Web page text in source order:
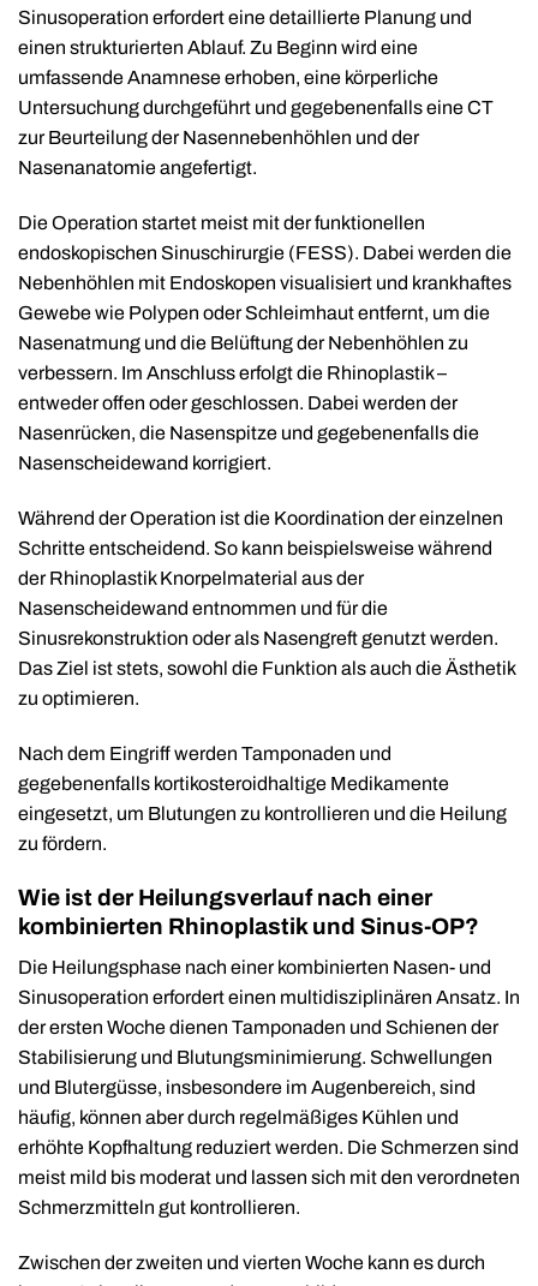
Sinusoperation erfordert eine detaillierte Planung und
einen strukturierten Ablauf. Zu Beginn wird eine
umfassende Anamnese erhoben, eine körperliche
Untersuchung durchgeführt und gegebenenfalls eine CT
zur Beurteilung der Nasennebenhöhlen und der
Nasenanatomie angefertigt.
Die Operation startet meist mit der funktionellen
endoskopischen Sinuschirurgie (FESS). Dabei werden die
Nebenhöhlen mit Endoskopen visualisiert und krankhaftes
Gewebe wie Polypen oder Schleimhaut entfernt, um die
Nasenatmung und die Belüftung der Nebenhöhlen zu
verbessern. Im Anschluss erfolgt die Rhinoplastik –
entweder offen oder geschlossen. Dabei werden der
Nasenrücken, die Nasenspitze und gegebenenfalls die
Nasenscheidewand korrigiert.
Während der Operation ist die Koordination der einzelnen
Schritte entscheidend. So kann beispielsweise während
der Rhinoplastik Knorpelmaterial aus der
Nasenscheidewand entnommen und für die
Sinusrekonstruktion oder als Nasengreft genutzt werden.
Das Ziel ist stets, sowohl die Funktion als auch die Ästhetik
zu optimieren.
Nach dem Eingriff werden Tamponaden und
gegebenenfalls kortikosteroidhaltige Medikamente
eingesetzt, um Blutungen zu kontrollieren und die Heilung
zu fördern.
Wie ist der Heilungsverlauf nach einer
kombinierten Rhinoplastik und Sinus-OP?
Die Heilungsphase nach einer kombinierten Nasen- und
Sinusoperation erfordert einen multidisziplinären Ansatz. In
der ersten Woche dienen Tamponaden und Schienen der
Stabilisierung und Blutungsminimierung. Schwellungen
und Blutergüsse, insbesondere im Augenbereich, sind
häufig, können aber durch regelmäßiges Kühlen und
erhöhte Kopfhaltung reduziert werden. Die Schmerzen sind
meist mild bis moderat und lassen sich mit den verordneten
Schmerzmitteln gut kontrollieren.
Zwischen der zweiten und vierten Woche kann es durch